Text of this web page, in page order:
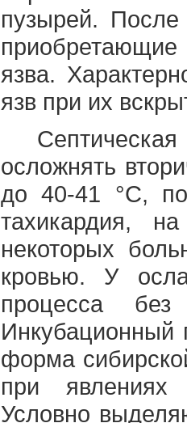
пузырей.
язва.
язв при их
осложнять
до 40-41 °С,
тахикардия,
некоторых
кровью. У
процесса
Инкубационный
форма
при явлениях
Условно